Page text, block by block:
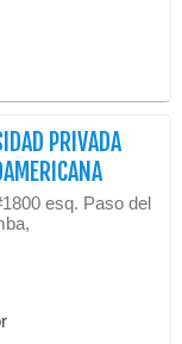
PRIVADA
esq. Paso del